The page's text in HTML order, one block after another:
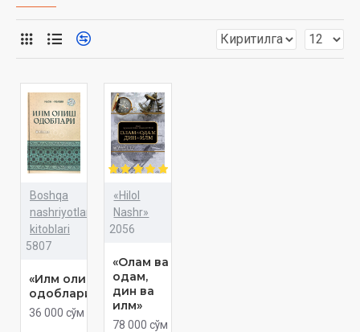
Boshqa
nashriyotlar
kitoblari
5807
«Илм олиш
одоблари»
36 000 сўм
«Hilol
Nashr»
2056
«Олам ва
одам,
дин ва
илм»
78 000 сўм